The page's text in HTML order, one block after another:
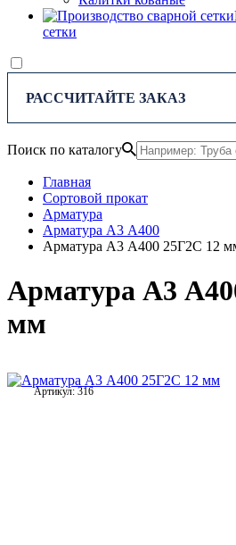
сетки
РАССЧИТАЙТЕ ЗАКАЗ
Поиск по каталогу
Главная
Сортовой прокат
Арматура
Арматура А3 А400
Арматура А3 А400 25Г2С 12
Арматура А3
мм
Артикул: 316